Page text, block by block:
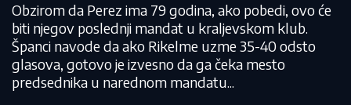
Obzirom da Perez ima 79 godina, ako pobedi, ovo će
biti njegov poslednji mandat u kraljevskom klub.
Španci navode da ako Rikelme uzme 35-40 odsto
glasova, gotovo je izvesno da ga čeka mesto
predsednika u narednom mandatu...